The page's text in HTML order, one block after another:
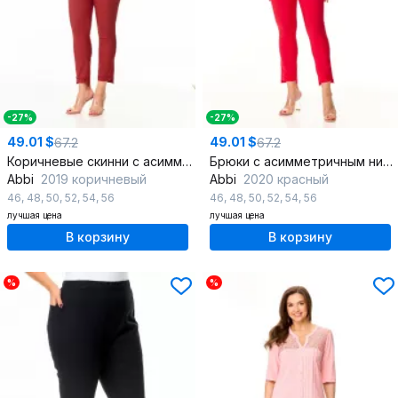
-27%
49.01 $67.2
Коричневые скинни с асимметричным низом и поясом
Abbi 2019 коричневый
46, 48, 50, 52, 54, 56
лучшая цена
В корзину
-27%
49.01 $67.2
Брюки с асимметричным низом с эластичным поясом
Abbi 2020 красный
46, 48, 50, 52, 54, 56
лучшая цена
В корзину
% %